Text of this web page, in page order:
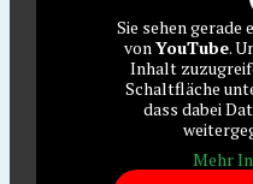
Sie sehen
vonYouTube.
Inhalt
Schaltfläche
dass dabei
Mehr